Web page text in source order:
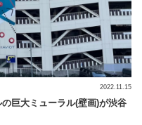
巨大ミューラル(壁画)が渋谷
2022.11.15